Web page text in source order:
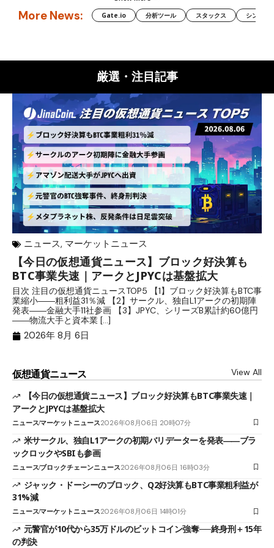
More News: Gate.io 分析ツール スタックス シンボル
厳選・注目記事
ニュース, マーケットニュース
【今日の仮想通貨ニュース】ブロック好決算も
BTC事業失速｜アークとJPYCは基盤拡大
目次 注目の仮想通貨ニュースTOP5 【1】ブロック好決算もBTC事
業縮小――粗利益31％減 【2】サークル、独自L1アークの初期陣
発表――金融大手11社参画 【3】JPYC、シリーズB累計約60億円
――物流大手と資本業 […]
2026年 8月 6日
仮想通貨ニュース View All
【今日の仮想通貨ニュース】ブロック好決算もBTC事業失速｜
アークとJPYCは基盤拡大
ニュースマーケットニュース2026年08月06日 20時07分
米サークル、独自L1アークの初期バリデーターを発表――ブラ
ックロックやSBIも参画
ニュースブロックチェーンニュース2026年08月06日 16時03分
ジャック・ドーシーのブロック、Q2好決算もBTC事業粗利益が
31%減
ニュースマーケットニュース2026年08月06日 14時01分
元警官が10代から35万ドルのビットコイン強奪──終身刑＋15年
の判決